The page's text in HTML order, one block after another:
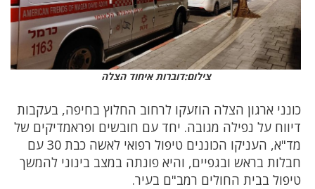
צילום:דוברות איחוד הצלה
כונני ארגון הצלה הוזעקו לרחוב החלוץ בחיפה, בעקבות
דיווח על נפילה מגובה. יחד עם חובשים ופראמדיקים של
מד"א, העניקו הכוננים טיפול רפואי לאשה כבת 30 עם
חבלות בראש ובגפיים, והיא פונתה במצב בינוני להמשך
טיפול בבית החולים רמב"ם בעיר.